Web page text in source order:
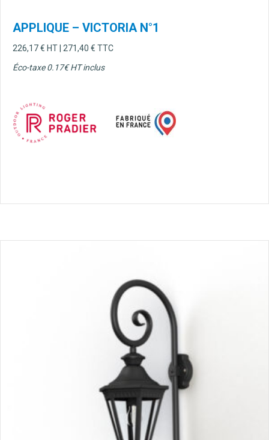
APPLIQUE – VICTORIA N°1
226,17€ HT | 271,40 € TTC
Éco-taxe 0.17€ HT inclus